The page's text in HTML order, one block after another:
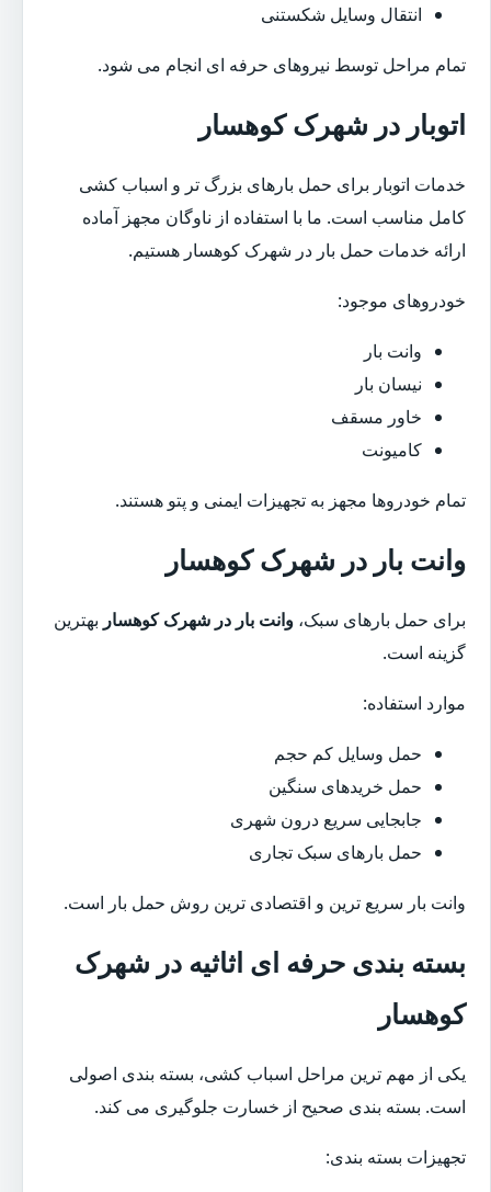
انتقال وسایل شکستنی
تمام مراحل توسط نیروهای حرفه ای انجام می شود.
اتوبار در شهرک کوهسار
خدمات اتوبار برای حمل بارهای بزرگ تر و اسباب کشی
کامل مناسب است. ما با استفاده از ناوگان مجهز آماده
ارائه خدمات حمل بار در شهرک کوهسار هستیم.
خودروهای موجود:
وانت بار
نیسان بار
خاور مسقف
کامیونت
تمام خودروها مجهز به تجهیزات ایمنی و پتو هستند.
وانت بار در شهرک کوهسار
برای حمل بارهای سبک، وانت بار در شهرک کوهسار بهترین
گزینه است.
موارد استفاده:
حمل وسایل کم حجم
حمل خریدهای سنگین
جابجایی سریع درون شهری
حمل بارهای سبک تجاری
وانت بار سریع ترین و اقتصادی ترین روش حمل بار است.
بسته بندی حرفه ای اثاثیه در شهرک
کوهسار
یکی از مهم ترین مراحل اسباب کشی، بسته بندی اصولی
است. بسته بندی صحیح از خسارت جلوگیری می کند.
تجهیزات بسته بندی: